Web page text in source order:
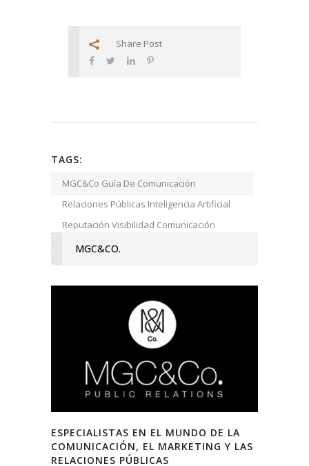
Share Post
TAGS:
MGC&Co Guía De Comunicación
Relaciones Públicas Inteligencia Artificial
Reputación Visibilidad Comunicación
Estratégica RRPP Lanzamiento
MGC&CO.
ESPECIALISTAS EN EL MUNDO DE LA
COMUNICACIÓN, EL MARKETING Y LAS
RELACIONES PÚBLICAS